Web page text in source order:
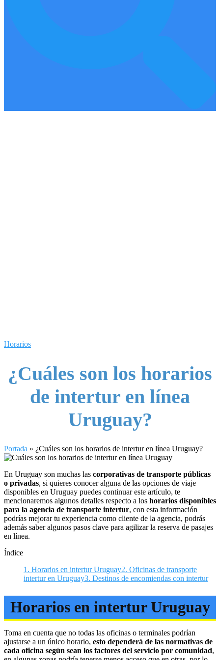
Horarios
¿Cuáles son los horarios
de intertur en línea
Uruguay?
Portada » ¿Cuáles son los horarios de intertur en línea Uruguay?
En Uruguay son muchas las corporativas de transporte públicas
o privadas, si quieres conocer alguna de las opciones de viaje
disponibles en Uruguay puedes continuar este artículo, te
mencionaremos algunos detalles respecto a los horarios disponibles
para la agencia de transporte intertur, con esta información
podrías mejorar tu experiencia como cliente de la agencia, podrás
además saber algunos pasos clave para agilizar la reserva de pasajes
en línea.
Índice
1. Horarios en intertur Uruguay2. Oficinas de transporte
intertur en Uruguay3. Destinos de encomiendas con intertur
Horarios en intertur Uruguay
Toma en cuenta que no todas las oficinas o terminales podrían
ajustarse a un único horario, esto dependerá de las normativas de
cada oficina según sean los factores del servicio por comunidad,